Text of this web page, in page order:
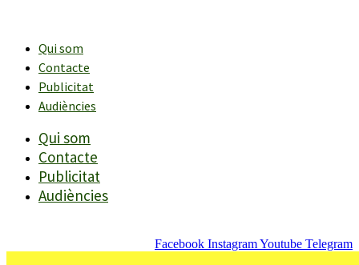
contingutQui som
Contacte
Publicitat
Audiències
Qui som
Contacte
Publicitat
Audiències
Facebook InstagramYoutube Telegram